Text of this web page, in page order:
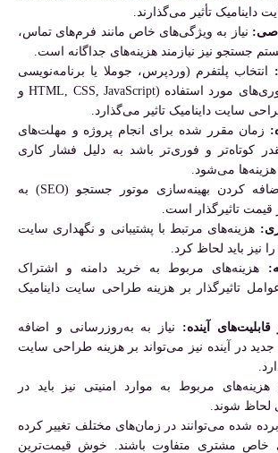
داینامیک تأثیر می‌گذارند.
نیاز به ویژگی‌های خاص مانند فرم‌های تماس،
جستجو نیز نیازمند هزینه‌های جداگانه است.
انتخاب پلتفرم (وردپرس، جوملا یا برنامه‌نویسی
اختصاصی) و فناوری‌های مورد استفاده (HTML, CSS, JavaScript و
سایت داینامیک تاثیر می‌گذارد.
زمان مقرر شده برای انجام پروژه و مهلت‌های
کوتاه‌تر و فوری‌تر باشد به دلیل فشار کاری
هزینه‌ها می‌شود.
اضافه کردن بهینه‌سازی موتور جستجو (SEO) به
تاثیرگذار است.
هزینه‌های مرتبط با پشتیبانی و نگهداری سایت
نیز باید لحاظ کرد.
هزینه‌های مربوط به خرید دامنه و اشتراک
تاثیرگذار بر هزینه طراحی سایت داینامیک
آینده: نیاز به به‌روزرسانی و اضافه
در آینده نیز می‌تواند بر هزینه طراحی سایت
هزینه‌های مربوط به موارد امنیتی نیز باید در
لحاظ شوند.
شده می‌توانند در زمان‌های مختلف تغییر کرده
خاص مشتری متفاوت باشند. خوش قیمت‌ترین